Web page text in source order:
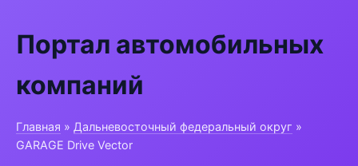
Портал автомобильных
компаний
Главная » Дальневосточный федеральный округ »
GARAGE Drive Vector